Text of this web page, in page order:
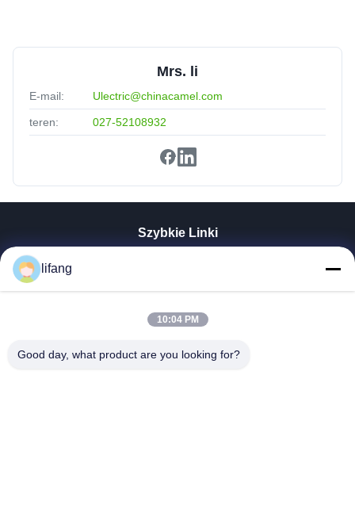
Mrs. li
E-mail: Ulectric@chinacamel.com
teren: 027-52108932
Szybkie Linki
Wycieczka Po Fabryce
Skontaktuj Się Z Nami
lifang
10:04 PM
Good day, what product are you looking for?